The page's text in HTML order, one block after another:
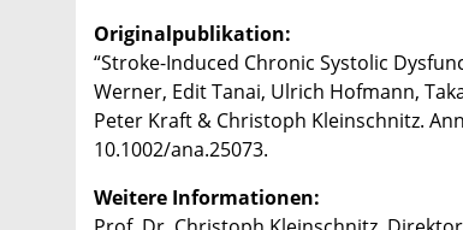
Originalpublikation:
“Stroke-Induced Chronic Systolic
Werner, Edit Tanai, Ulrich Hofmann,
Peter Kraft & Christoph Kleinschnitz.
10.1002/ana.25073.
Weitere Informationen: